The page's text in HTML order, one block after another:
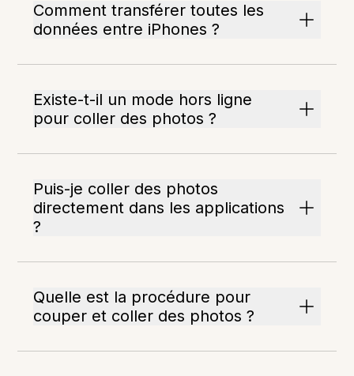
Comment transférer toutes les
données entre iPhones ?
Existe-t-il un mode hors ligne
pour coller des photos ?
Puis-je coller des photos
directement dans les applications
?
Quelle est la procédure pour
couper et coller des photos ?